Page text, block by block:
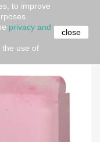
to improve
privacy and
the use of
close
"Vuoi essere